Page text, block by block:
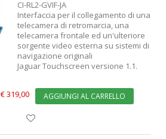
CI-RL2-GVIF-JA
Interfaccia per il collegamento di una
telecamera di retromarcia, una
telecamera frontale ed un'ulteriore
sorgente video esterna su sistemi di
navigazione originali
Jaguar Touchscreen versione 1.1.
€ 319,00 AGGIUNGI AL CARRELLO